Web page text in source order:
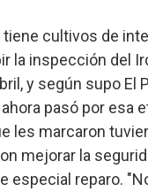
tiene cultivos de
la inspección del
y según supo El
pasó por esa
les marcaron
mejorar la
especial reparo.